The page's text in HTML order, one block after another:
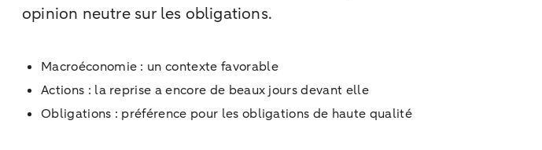
opinion neutre sur les obligations.
Macroéconomie : un contexte favorable
Actions : la reprise a encore de beaux jours devant elle
Obligations : préférence pour les obligations de haute qualité